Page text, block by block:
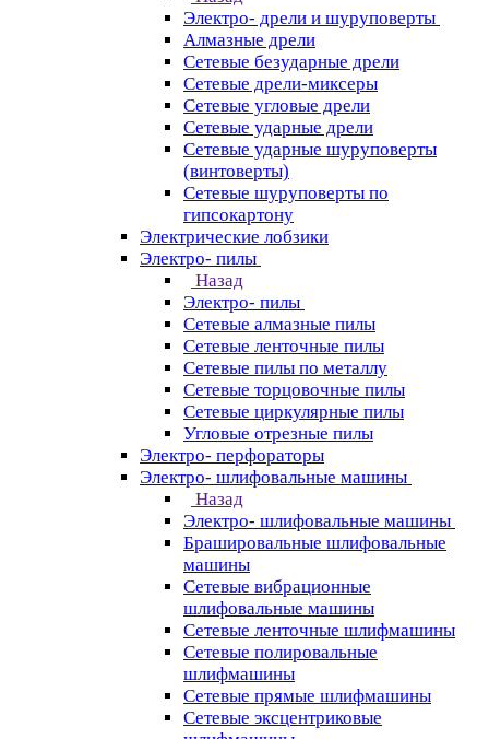
Электро- дрели и шуруповерты
Алмазные дрели
Сетевые безударные дрели
Сетевые дрели-миксеры
Сетевые угловые дрели
Сетевые ударные дрели
Сетевые ударные шуруповерты
(винтоверты)
Сетевые шуруповерты по
гипсокартону
Электрические лобзики
Электро- пилы
Назад
Электро- пилы
Сетевые алмазные пилы
Сетевые ленточные пилы
Сетевые пилы по металлу
Сетевые торцовочные пилы
Сетевые циркулярные пилы
Угловые отрезные пилы
Электро- перфораторы
Электро- шлифовальные машины
Назад
Электро- шлифовальные машины
Брашировальные шлифовальные
машины
Сетевые вибрационные
шлифовальные машины
Сетевые ленточные шлифмашины
Сетевые полировальные
шлифмашины
Сетевые прямые шлифмашины
Сетевые эксцентриковые